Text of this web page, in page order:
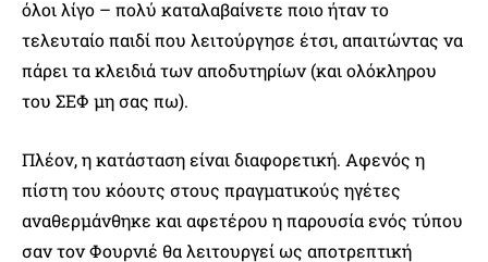
όλοι λίγο – πολύ καταλαβαίνετε ποιο ήταν το
τελευταίο παιδί που λειτούργησε έτσι, απαιτώντας να
πάρει τα κλειδιά των αποδυτηρίων (και ολόκληρου
του ΣΕΦ μη σας πω).
Πλέον, η κατάσταση είναι διαφορετική. Αφενός η
πίστη του κόουτς στους πραγματικούς ηγέτες
αναθερμάνθηκε και αφετέρου η παρουσία ενός τύπου
σαν τον Φουρνιέ θα λειτουργεί ως αποτρεπτική